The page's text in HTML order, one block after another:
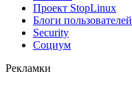
Проект StopLinux
Блоги пользователей
Security
Социум
Рекламки